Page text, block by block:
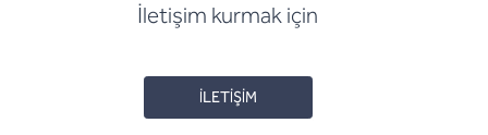
İletişim kurmak için
İLETİŞİM